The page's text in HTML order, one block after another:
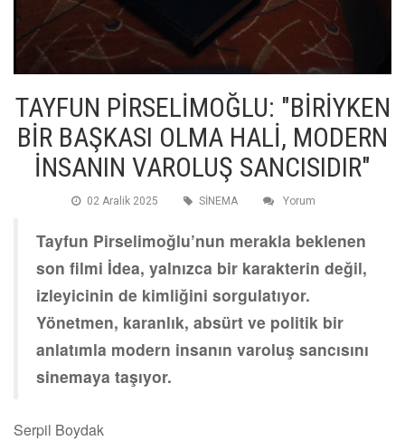
TAYFUN PİRSELİMOĞLU: "BİRİYKEN
BİR BAŞKASI OLMA HALİ, MODERN
İNSANIN VAROLUŞ SANCISIDIR"
02 Aralik 2025 SİNEMA Yorum
Tayfun Pirselimoğlu’nun merakla beklenen
son filmi İdea, yalnızca bir karakterin değil,
izleyicinin de kimliğini sorgulatıyor.
Yönetmen, karanlık, absürt ve politik bir
anlatımla modern insanın varoluş sancısını
sinemaya taşıyor.
Serpil Boydak